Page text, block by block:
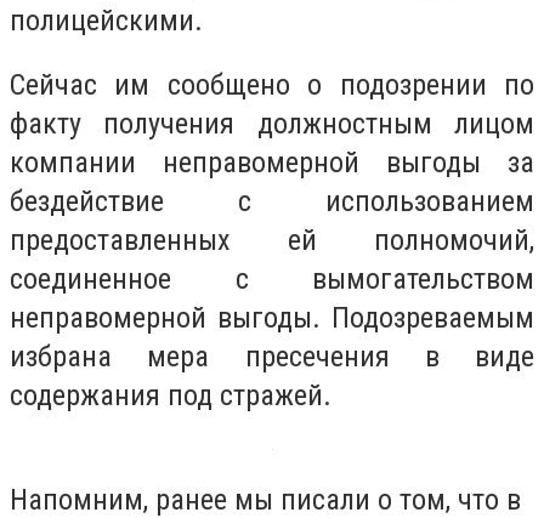
полицейскими.
Сейчас им сообщено о подозрении по
факту получения должностным лицом
компании неправомерной выгоды за
бездействие с использованием
предоставленных ей полномочий,
соединенное с вымогательством
неправомерной выгоды. Подозреваемым
избрана мера пресечения в виде
содержания под стражей.
Напомним, ранее мы писали о том, что в